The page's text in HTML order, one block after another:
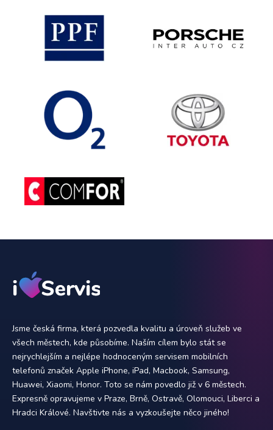
Jsme česká firma, která pozvedla kvalitu a úroveň služeb ve
všech městech, kde působíme. Naším cílem bylo stát se
nejrychlejším a nejlépe hodnoceným servisem mobilních
telefonů značek Apple iPhone, iPad, Macbook, Samsung,
Huawei, Xiaomi, Honor. Toto se nám povedlo již v 6 městech.
Expresně opravujeme v Praze, Brně, Ostravě, Olomouci, Liberci a
Hradci Králové. Navštivte nás a vyzkoušejte něco jiného!